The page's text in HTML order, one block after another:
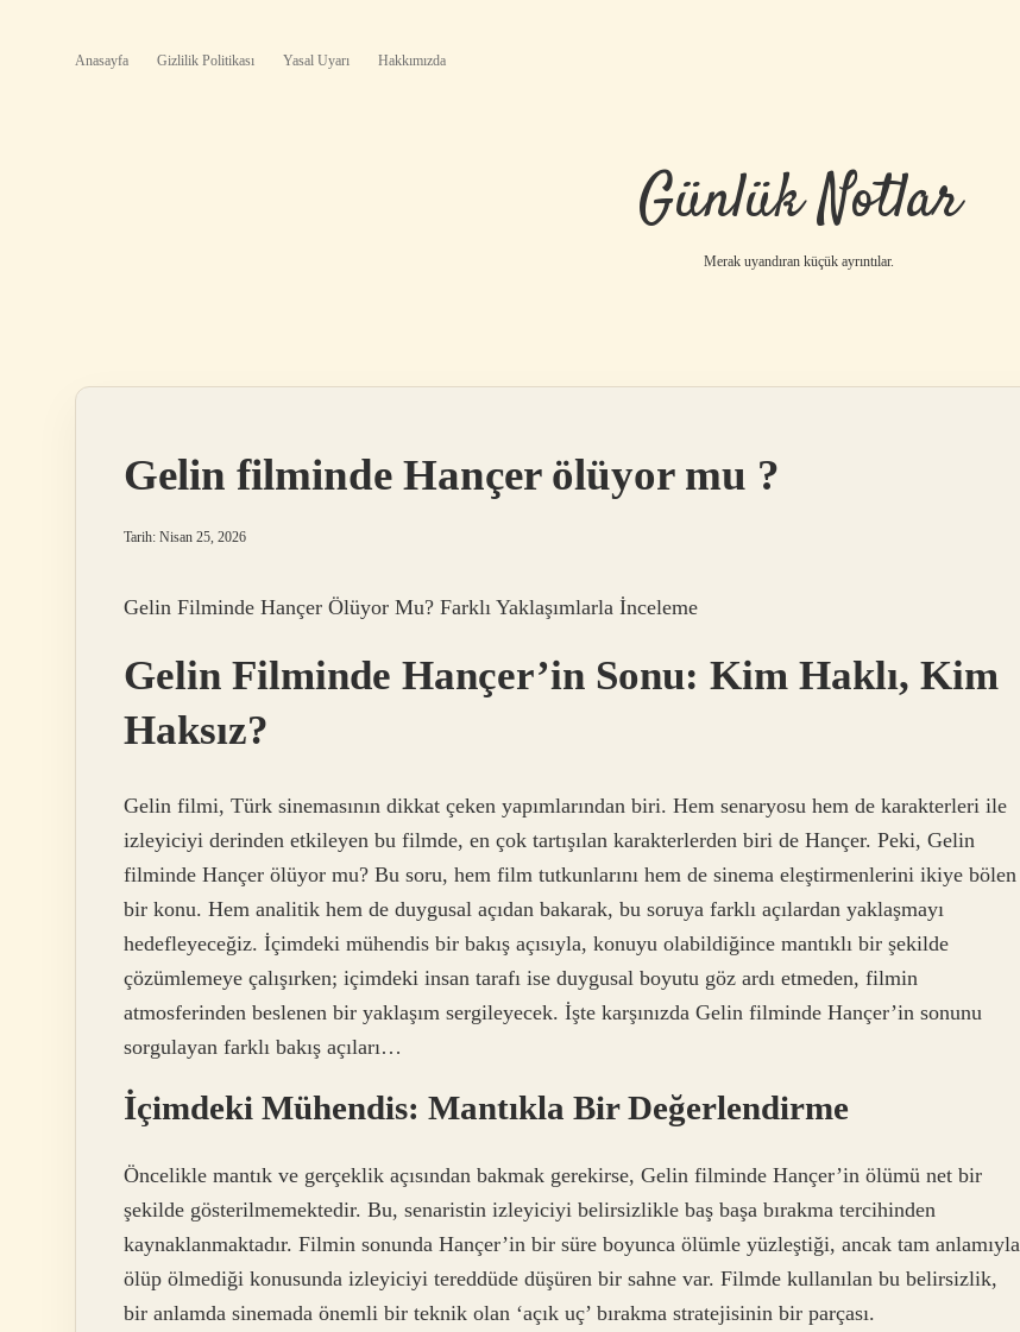
Anasayfa Gizlilik Politikası Yasal Uyarı Hakkımızda
Günlük Notlar
Merak uyandıran küçük ayrıntılar.
Gelin filminde Hançer ölüyor mu ?
Tarih: Nisan 25, 2026
Gelin Filminde Hançer Ölüyor Mu? Farklı Yaklaşımlarla İnceleme
Gelin Filminde Hançer’in Sonu: Kim Haklı, Kim
Haksız?
Gelin filmi, Türk sinemasının dikkat çeken yapımlarından biri. Hem senaryosu hem de karakterleri ile
izleyiciyi derinden etkileyen bu filmde, en çok tartışılan karakterlerden biri de Hançer. Peki, Gelin
filminde Hançer ölüyor mu? Bu soru, hem film tutkunlarını hem de sinema eleştirmenlerini ikiye bölen
bir konu. Hem analitik hem de duygusal açıdan bakarak, bu soruya farklı açılardan yaklaşmayı
hedefleyeceğiz. İçimdeki mühendis bir bakış açısıyla, konuyu olabildiğince mantıklı bir şekilde
çözümlemeye çalışırken; içimdeki insan tarafı ise duygusal boyutu göz ardı etmeden, filmin
atmosferinden beslenen bir yaklaşım sergileyecek. İşte karşınızda Gelin filminde Hançer’in sonunu
sorgulayan farklı bakış açıları…
İçimdeki Mühendis: Mantıkla Bir Değerlendirme
Öncelikle mantık ve gerçeklik açısından bakmak gerekirse, Gelin filminde Hançer’in ölümü net bir
şekilde gösterilmemektedir. Bu, senaristin izleyiciyi belirsizlikle baş başa bırakma tercihinden
kaynaklanmaktadır. Filmin sonunda Hançer’in bir süre boyunca ölümle yüzleştiği, ancak tam anlamıyla
ölüp ölmediği konusunda izleyiciyi tereddüde düşüren bir sahne var. Filmde kullanılan bu belirsizlik,
bir anlamda sinemada önemli bir teknik olan ‘açık uç’ bırakma stratejisinin bir parçası.